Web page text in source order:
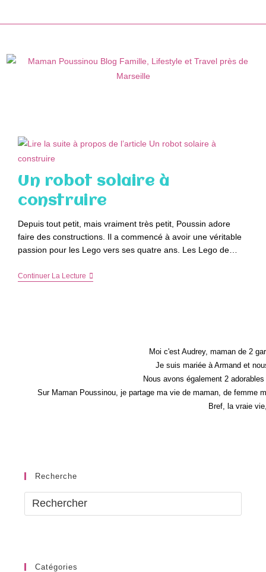
Un robot solaire à
construire
Depuis tout petit, mais vraiment très petit, Poussin adore
faire des constructions. Il a commencé à avoir une véritable
passion pour les Lego vers ses quatre ans. Les Lego de…
Continuer La LectureUn
Moi c'est Audrey, maman de 2
Je suis mariée à Armand et
Nous avons également 2
Sur Maman Poussinou, je partage ma vie de maman, de femme
Bref, la vraie
Recherche
Catégories